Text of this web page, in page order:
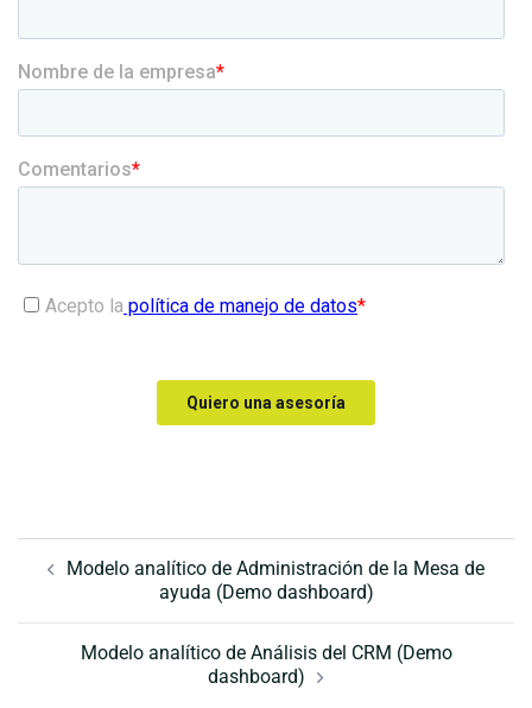
Navegación
de
Modelo analítico de Administración de la Mesa de
ayuda (Demo dashboard)
Modelo analítico de Análisis del CRM (Demo
dashboard)